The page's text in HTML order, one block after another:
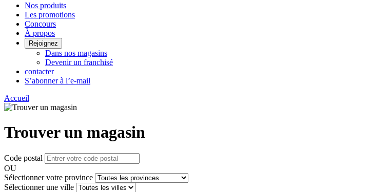
Main
Menu
Nos produits
Les promotions
Concours
À propos
Rejoignez
Dans nos magasins
Devenir un franchisé
contacter
S’abonner à l’e-mail
Accueil
Trouver un magasin
Code postal
OU
Sélectionner votre province
Sélectionner une ville